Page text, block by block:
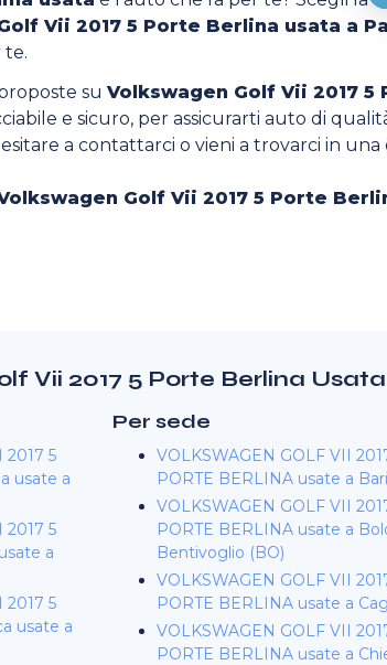
Vii 2017 5 Porte Berlina usata a
te.
suVolkswagen Golf Vii 2017
e sicuro, per assicurarti auto di
a contattarci o vieni a trovarci in una
Golf Vii 2017 5 Porte
Vii 2017 5 Porte Berlina
2017 5
usate a
2017 5
a
2017 5
usate a
Per sede
VOLKSWAGEN GOLF VII
PORTE BERLINA usate a Bari
VOLKSWAGEN GOLF VII
PORTE BERLINA usate a
Bentivoglio (BO)
VOLKSWAGEN GOLF VII
PORTE BERLINA usate a
VOLKSWAGEN GOLF VII
PORTE BERLINA usate a